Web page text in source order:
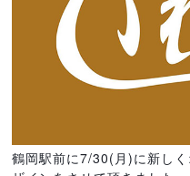
鶴岡駅前に7/30(月)に新し